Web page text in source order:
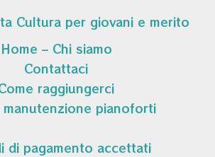
Home – Chi siamo
Contattaci
raggiungerci
pianoforti
di pagamento accettati